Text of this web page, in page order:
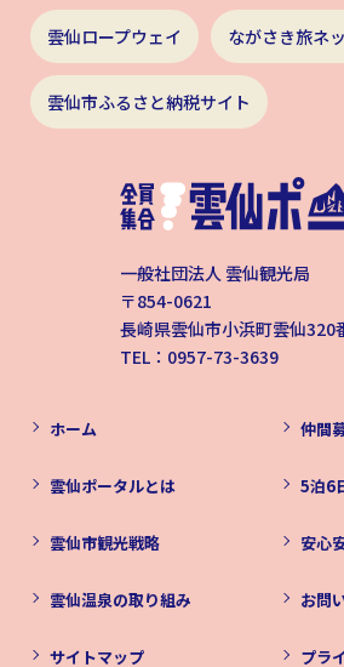
雲仙ロープウェイ ながさき旅ネ
雲仙市ふるさと納税サイト
一般社団法人 雲仙観光局
〒854-0621
長崎県雲仙市小浜町雲仙320
TEL：0957-73-3639
ホーム
雲仙ポータルとは
雲仙市観光戦略
雲仙温泉の取り組み
仲間
5泊6
安心
お問
サイトマップ プラ